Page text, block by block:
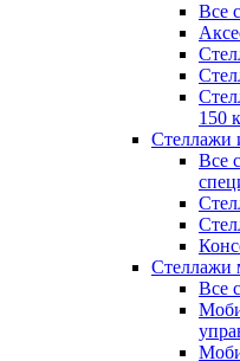
Все
150
Стеллажи
Все
Стеллажи
Все